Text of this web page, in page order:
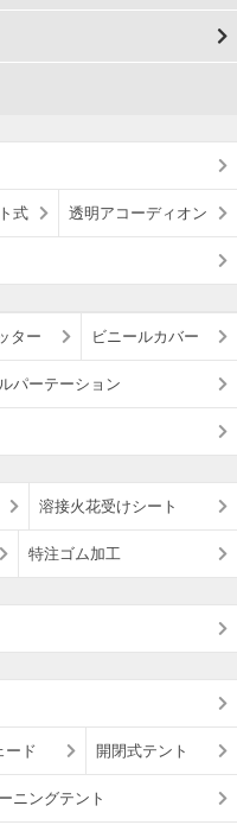
式 透明アコーディオン
ター ビニールカバー
パーテーション
溶接火花受けシート
特注ゴム加工
ード 開閉式テント
ニングテント